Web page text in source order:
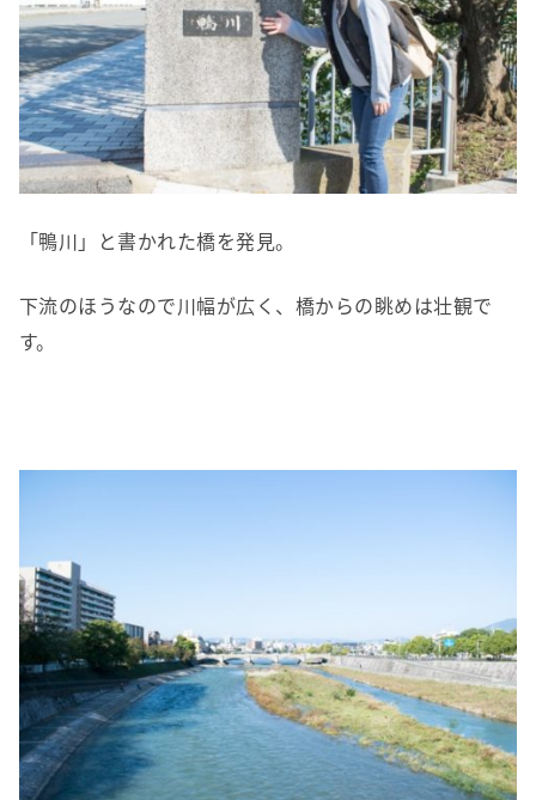
「鴨川」と書かれた橋を発見。
下流のほうなので川幅が広く、橋からの眺めは壮観で
す。